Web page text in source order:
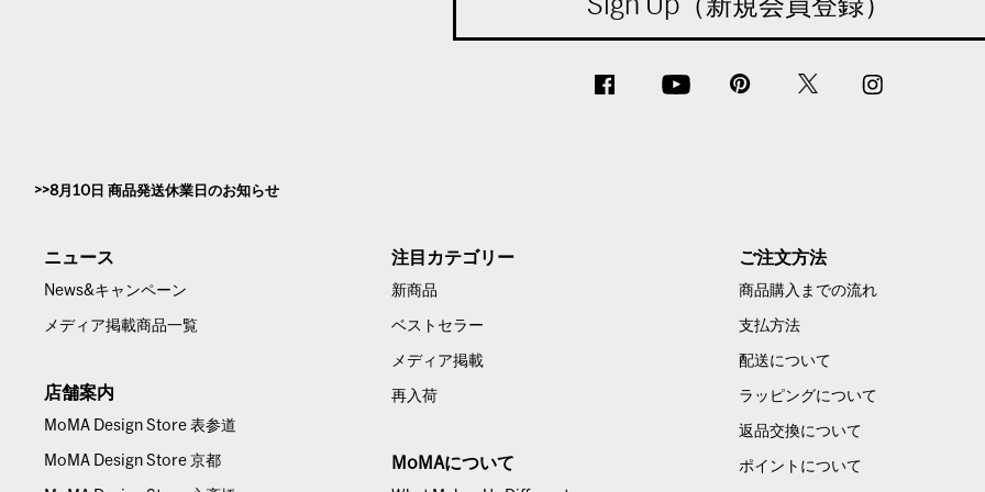
8月10日 商品発送休業日のお知らせ
ニュース
News&キャンペーン
メディア掲載商品一覧
店舗案内
MoMA Design Store 表参道
MoMA Design Store 京都
注目カテゴリー
新商品
ベストセラー
メディア掲載
再入荷
MoMAについて
ご注文方法
商品購入までの流れ
支払方法
配送について
ラッピングについて
返品交換について
ポイントについて